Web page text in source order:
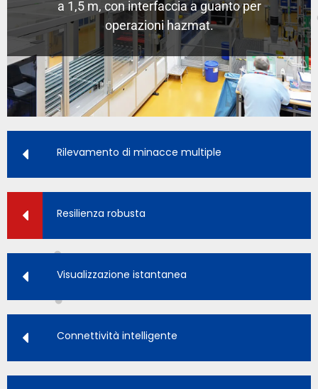
a 1,5 m, con interfaccia a guanto per
operazioni hazmat.
Rilevamento di minacce multiple
Resilienza robusta
Visualizzazione istantanea
Connettività intelligente